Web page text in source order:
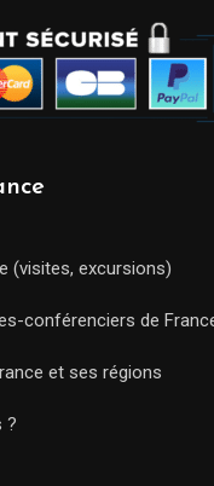
(visites, excursions)
conférenciers de
et ses régions
?